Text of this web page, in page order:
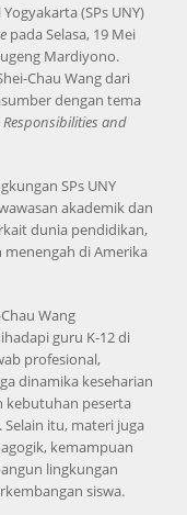
(SPs UNY)
pada Selasa, 19 Mei
Mardiyono.
Chau Wang dari
dengan tema
Responsibilities and
SPs UNY
akademik dan
dunia pendidikan,
di Amerika
Wang
guru K-12 di
profesional,
dinamika keseharian
kebutuhan peserta
itu, materi juga
kemampuan
lingkungan
siswa.